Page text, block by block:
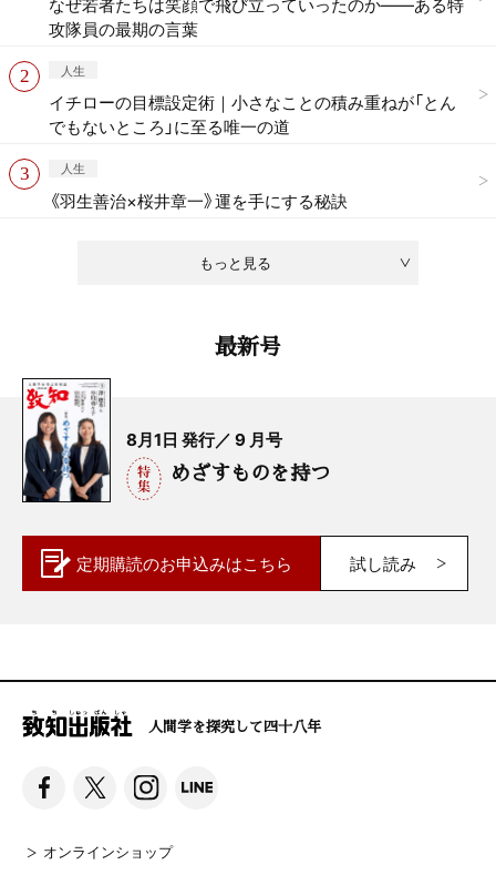
もっと見る
攻隊員の最期の言葉
人生
イチローの目標設定術｜小さなことの積み重ねが「とん
でもないところ」に至る唯一の道
人生
《羽生善治×桜井章一》運を手にする秘訣
最新号
8月1日 発行／ 9 月号
めざすものを持つ
定期購読のお申込みはこちら 試し読み
人間学を探究して四十八年
オンラインショップ